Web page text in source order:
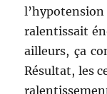
ralentissait
ailleurs, ça
Résultat, les